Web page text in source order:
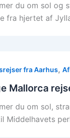
du om sol og
fra hjertet af
fra Aarhus,
Mallorca
du om sol,
Middelhavets